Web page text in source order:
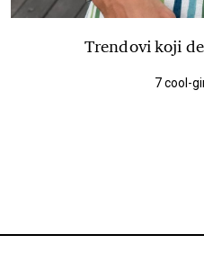
Trendovi koji
7 cool-